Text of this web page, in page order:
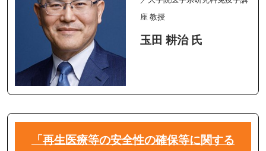
座 教授
玉田 耕治 氏
「再生医療等の安全性の確保等に関する